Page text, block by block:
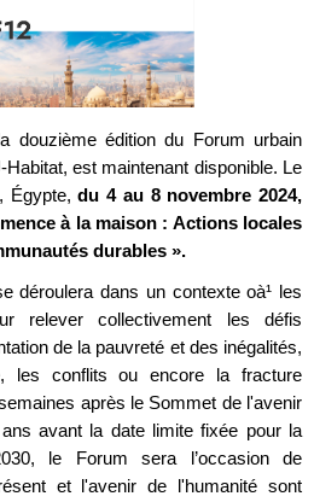
douzième édition du Forum urbain
est maintenant disponible. Le
Égypte,du 4 au 8 novembre 2024,
à la maison : Actions locales
durables ».
déroulera dans un contexte oà¹ les
relever collectivement les défis
de la pauvreté et des inégalités,
les conflits ou encore la fracture
après le Sommet de l'avenir
avant la date limite fixée pour la
le Forum sera l’occasion de
et l'avenir de l'humanité sont